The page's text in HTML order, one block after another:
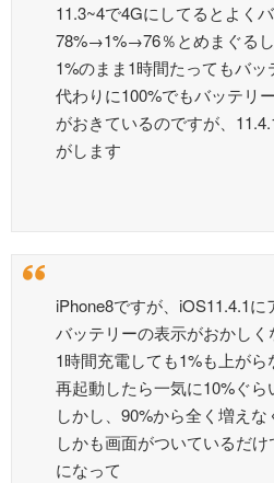
11.3~4で4Gにしてるとよく
78%→1%→76％とめまぐるし
1%のまま1時間たってもバッ
代わりに100%でもバッテリ
がおきているのですが、
がします
iPhone8ですが、iOS11.4.1
バッテリーの表示がおかしく
1時間充電しても1%も上がら
再起動したら一気に10%ぐら
しかし、90%から全く増えな
しかも画面がついているだ
になって